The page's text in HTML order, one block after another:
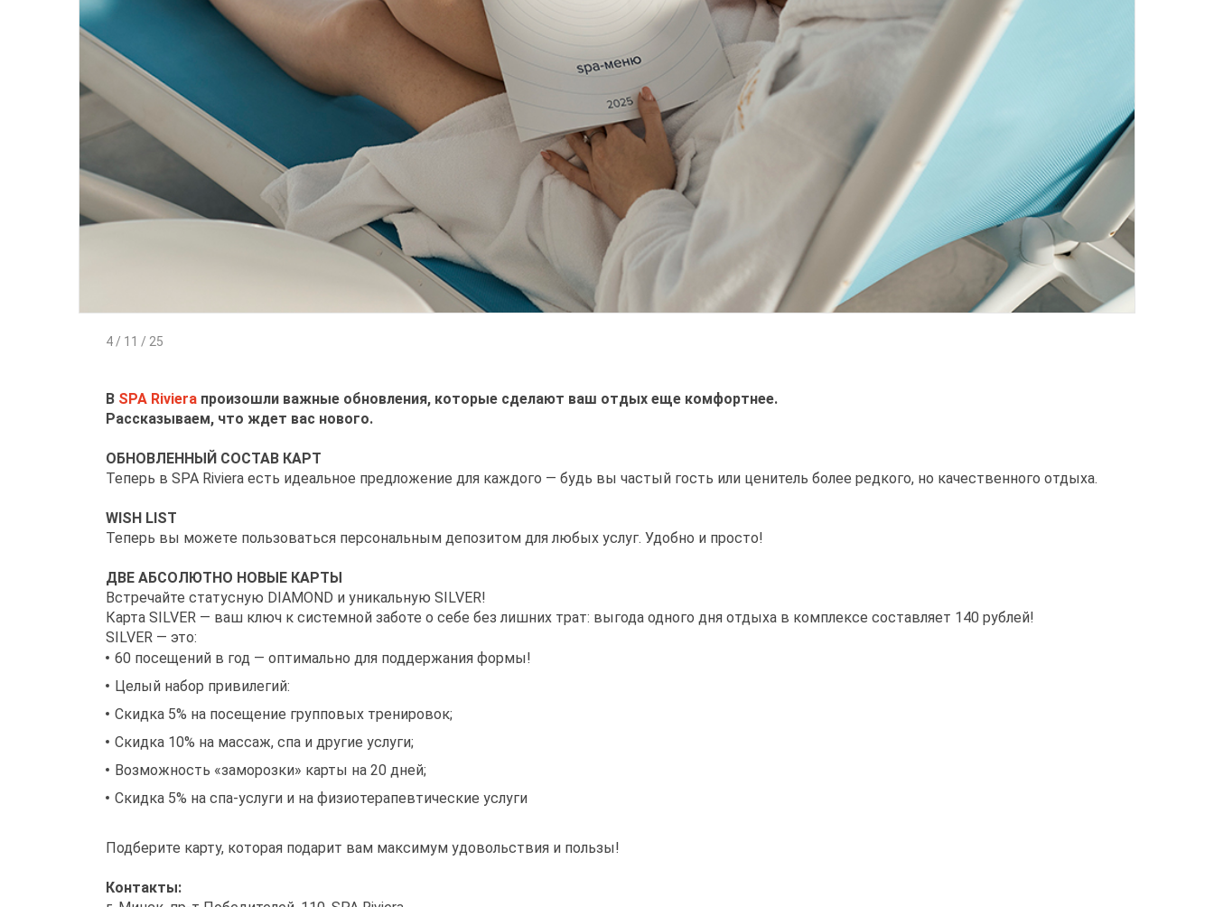
4 / 11 / 25
В SPA Riviera произошли важные обновления, которые сделают ваш отдых еще комфортнее.
Рассказываем, что ждет вас нового.
ОБНОВЛЕННЫЙ СОСТАВ КАРТ
Теперь в SPA Riviera есть идеальное предложение для каждого — будь вы частый гость или ценитель более редкого, но качественного отдыха.
WISH LIST
Теперь вы можете пользоваться персональным депозитом для любых услуг. Удобно и просто!
ДВЕ АБСОЛЮТНО НОВЫЕ КАРТЫ
Встречайте статусную DIAMOND и уникальную SILVER!
Карта SILVER — ваш ключ к системной заботе о себе без лишних трат: выгода одного дня отдыха в комплексе составляет 140 рублей!
SILVER — это:
60 посещений в год — оптимально для поддержания формы!
Целый набор привилегий:
Скидка 5% на посещение групповых тренировок;
Скидка 10% на массаж, спа и другие услуги;
Возможность «заморозки» карты на 20 дней;
Скидка 5% на спа-услуги и на физиотерапевтические услуги
Подберите карту, которая подарит вам максимум удовольствия и пользы!
Контакты: